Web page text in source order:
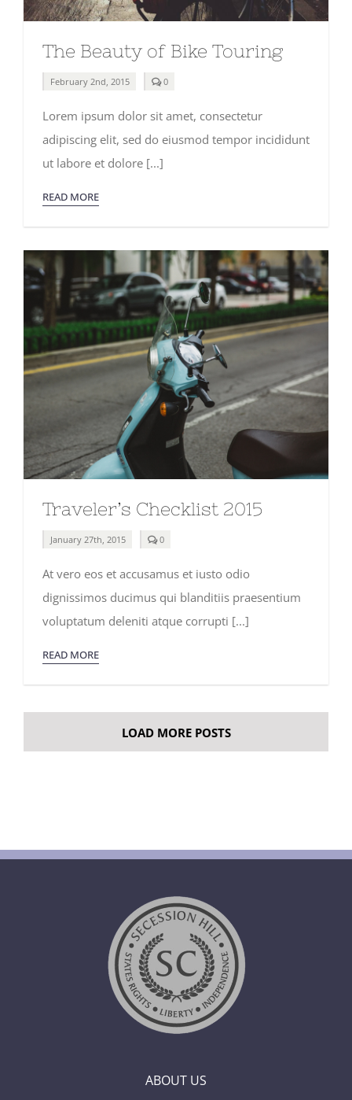
The Beauty of Bike Touring
February 2nd, 2015 0comments
Beauty
Bike
Lorem ipsum dolor sit amet, consectetur
adipiscing elit, sed do eiusmod tempor incididunt
ut labore et dolore [...]
READ MORE
Traveler’s Checklist 2015
January 27th, 2015 0comments
Checklist
At vero eos et accusamus et iusto odio
dignissimos ducimus qui blanditiis praesentium
voluptatum deleniti atque corrupti [...]
READ MORE
LOAD MORE POSTS
ABOUT US